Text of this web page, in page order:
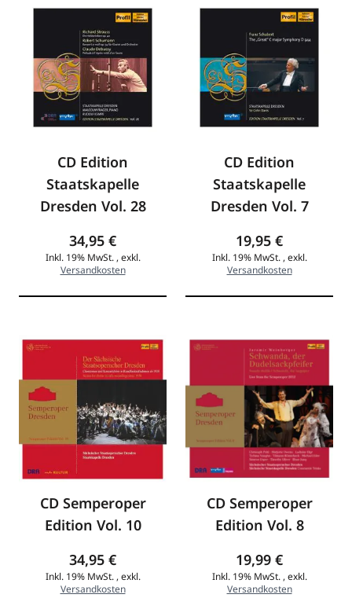
CD Edition
Staatskapelle
Dresden Vol. 28
34,95 €
Inkl. 19% MwSt. , exkl.
Versandkosten
CD Edition
Staatskapelle
Dresden Vol. 7
19,95 €
Inkl. 19% MwSt. , exkl.
Versandkosten
CD Semperoper
Edition Vol. 10
34,95 €
Inkl. 19% MwSt. , exkl.
Versandkosten
CD Semperoper
Edition Vol. 8
19,99 €
Inkl. 19% MwSt. , exkl.
Versandkosten